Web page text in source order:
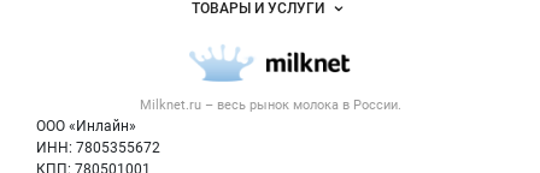
Milknet.ru – весь рынок молокав России.
ООО «Инлайн»
ИНН: 7805355672
КПП: 780501001
Размещение рекламы
Публичная оферта
Контактная информация
Политика обработки персональных данных
Новости рынка
ТОВАРЫ И УСЛУГИ
Молочная продукция
Вторичное сырье
Оборудование